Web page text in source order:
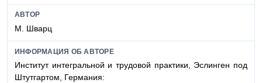
АВТОР
М. Шварц
ИНФОРМАЦИЯ ОБ АВТОРЕ
Институт интегральной и трудовой практики, Эслинген под
Штутгартом, Германия: